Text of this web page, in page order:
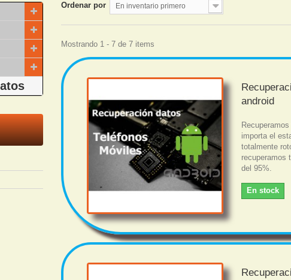
Ordenar por En inventario primero
Mostrando 1 - 7 de 7 items
android
importa el
totalmente
recuperamos
del 95%.
En stock